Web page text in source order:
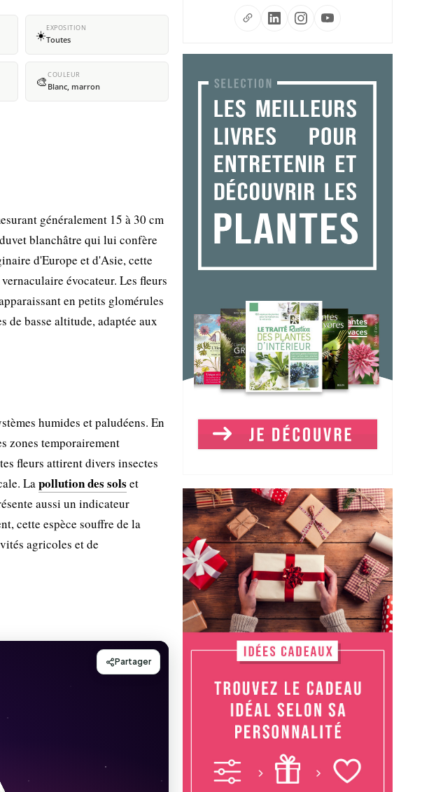
☀️EXPOSITION
Toutes
🎨COULEUR
Blanc, marron
généralement 15 à 30 cm
blanchâtre qui lui confère
d'Europe et d'Asie, cette
évocateur. Les fleurs
en petits glomérules
de basse altitude, adaptée aux
humides et paludéens. En
zones temporairement
fleurs attirent divers insectes
Lapollution des sols et
aussi un indicateur
cette espèce souffre de la
agricoles et de